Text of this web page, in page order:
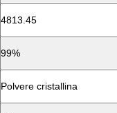
4813.45
99%
Polvere cristallina